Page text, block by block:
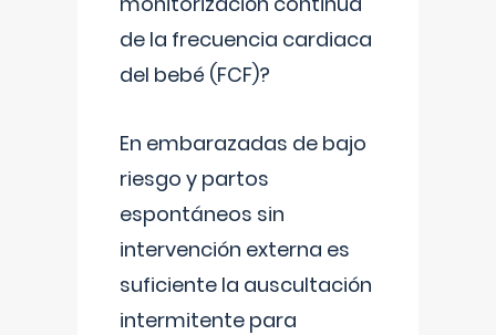
de la frecuencia cardiaca
del bebé (FCF)?
En embarazadas de bajo
riesgo y partos
espontáneos sin
intervención externa es
suficiente la auscultación
intermitente para